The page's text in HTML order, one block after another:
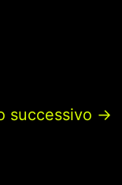
successivo →